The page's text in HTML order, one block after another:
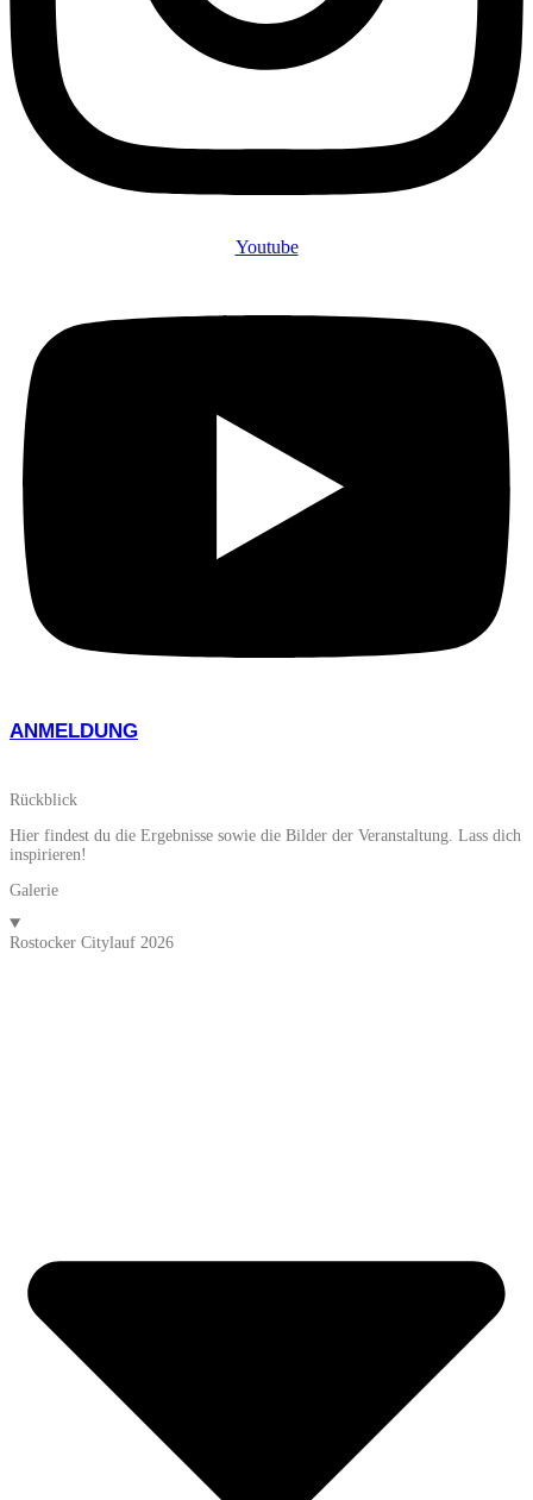
Youtube
ANMELDUNG
Rückblick
Hier findest du die Ergebnisse sowie die Bilder der Veranstaltung. Lass dich
inspirieren!
Galerie
Rostocker Citylauf 2026